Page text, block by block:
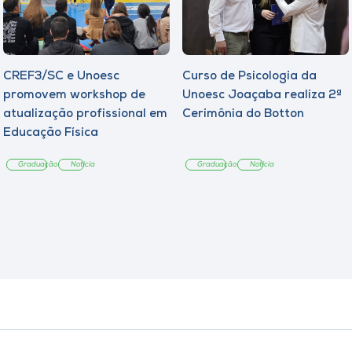
CREF3/SC e Unoesc
promovem workshop de
atualização profissional em
Educação Física
Graduação Notícia
Curso de Psicologia da
Unoesc Joaçaba realiza 2ª
Cerimônia do Botton
Graduação Notícia